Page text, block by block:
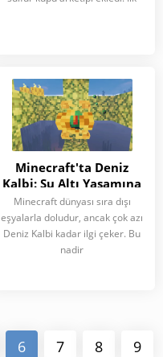
Minecraft'ta Deniz
Kalbi: Su Altı Yaşamına
Açılan Nadir Bir Eşya
Minecraft dünyası sıra dışı
eşyalarla doludur, ancak çok azı
Deniz Kalbi kadar ilgi çeker. Bu
nadir
6 7 8
9